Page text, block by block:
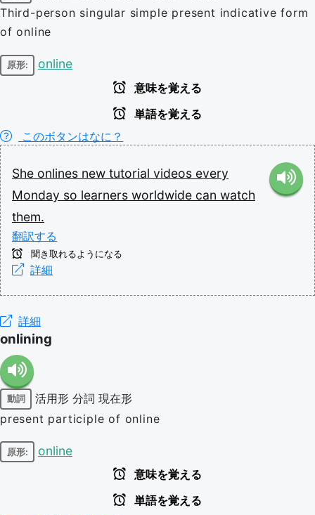
Third-person singular simple present indicative form
of online
原形: online
意味を覚える
単語を覚える
このボタンはなに？
She onlines new tutorial videos every
Monday so learners worldwide can watch
them.
翻訳する
聞き取れるようになる
詳細
詳細
onlining
動詞 活用形 分詞 現在形
present participle of online
原形: online
意味を覚える
単語を覚える